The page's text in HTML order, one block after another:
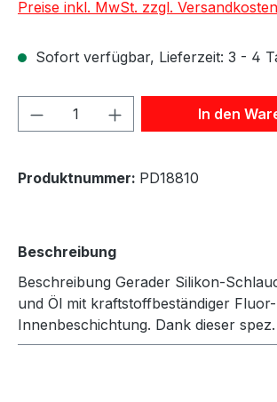
Preise inkl. MwSt. zzgl. Versandkosten
Sofort verfügbar, Lieferzeit: 3 - 4
Produkt Anzahl: Gib den
In den
Produktnummer: PD18810
Beschreibung
Beschreibung Gerader Silikon-
und Öl mit kraftstoffbeständiger Fluor-
Innenbeschichtung. Dank dieser